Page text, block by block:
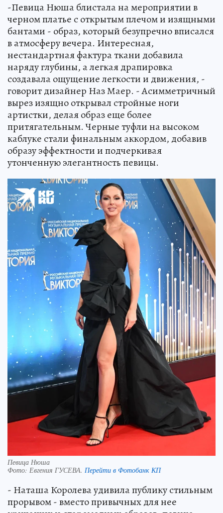
-Певица Нюша блистала на мероприятии в
черном платье с открытым плечом и изящными
бантами - образ, который безупречно вписался
в атмосферу вечера. Интересная,
нестандартная фактура ткани добавила
наряду глубины, а легкая драпировка
создавала ощущение легкости и движения, -
говорит дизайнер Наз Маер. - Асимметричный
вырез изящно открывал стройные ноги
артистки, делая образ еще более
притягательным. Черные туфли на высоком
каблуке стали финальным аккордом, добавив
образу эффектности и подчеркивая
утонченную элегантность певицы.
Певица Нюша
Фото: Евгения ГУСЕВА. Перейти в Фотобанк КП
- Наташа Королева удивила публику стильным
прорывом - вместо привычных для нее